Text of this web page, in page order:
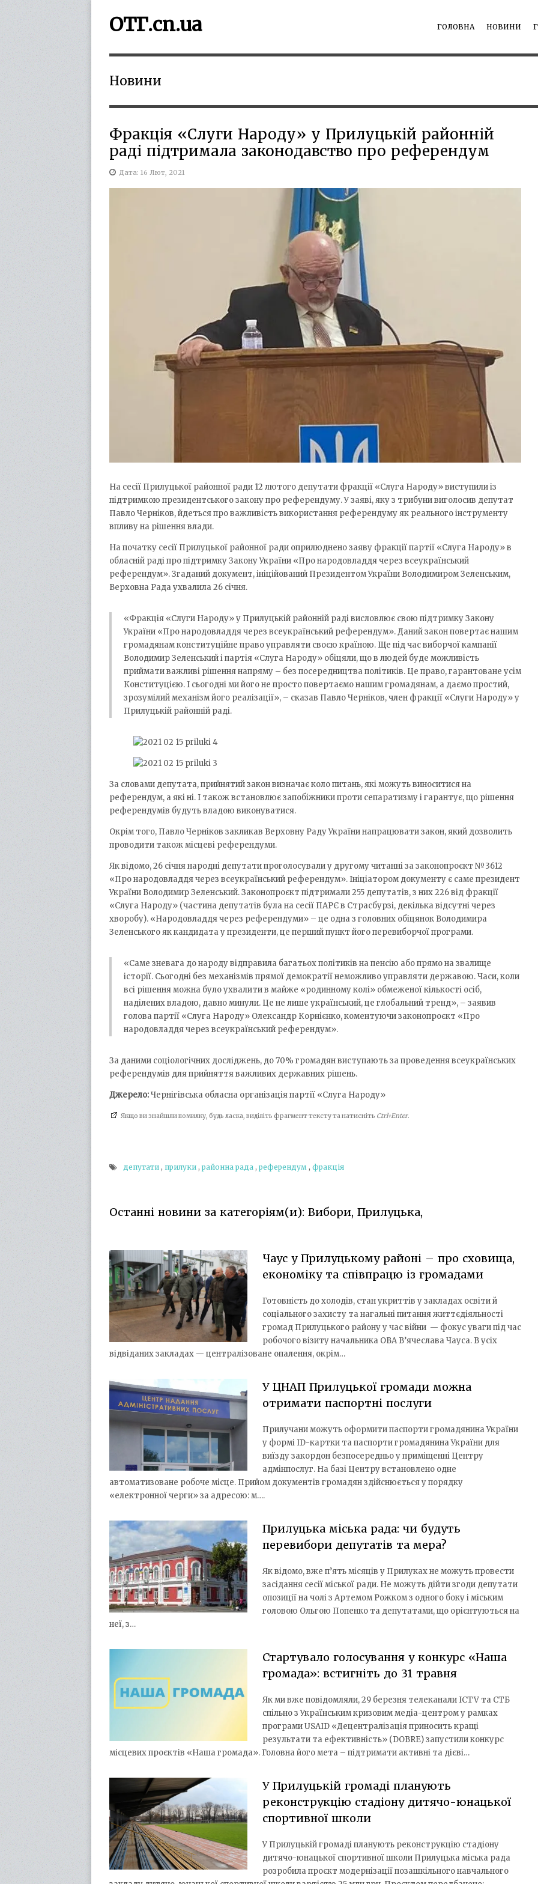
ГОЛОВНА НОВИНИ
ОТГ.cn.ua
Новини
Фракція «Слуги Народу» у Прилуцькій районній
раді підтримала законодавство про референдум
Дата: 16 Лют, 2021
На сесії Прилуцької районної ради 12 лютого депутати фракції «Слуга Народу» виступили із
підтримкою президентського закону про референдуму. У заяві, яку з трибуни виголосив депутат
Павло Черніков, йдеться про важливість використання референдуму як реального інструменту
впливу на рішення влади.
На початку сесії Прилуцької районної ради оприлюднено заяву фракції партії «Слуга Народу» в
обласній раді про підтримку Закону України «Про народовладдя через всеукраїнський
референдум». Згаданий документ, ініційований Президентом України Володимиром Зеленським,
Верховна Рада ухвалила 26 січня.
«Фракція «Слуги Народу» у Прилуцькій районній раді висловлює свою підтримку Закону
України «Про народовладдя через всеукраїнський референдум». Даний закон повертає нашим
громадянам конституційне право управляти своєю країною. Ще під час виборчої кампанії
Володимир Зеленський і партія «Слуга Народу» обіцяли, що в людей буде можливість
приймати важливі рішення напряму – без посередництва політиків. Це право, гарантоване усім
Конституцією. І сьогодні ми його не просто повертаємо нашим громадянам, а даємо простий,
зрозумілий механізм його реалізації», – сказав Павло Черніков, член фракції «Слуги Народу» у
Прилуцькій районній раді.
За словами депутата, прийнятий закон визначає коло питань, які можуть виноситися на
референдум, а які ні. І також встановлює запобіжники проти сепаратизму і гарантує, що рішення
референдумів будуть владою виконуватися.
Окрім того, Павло Черніков закликав Верховну Раду України напрацювати закон, який дозволить
проводити також місцеві референдуми.
Як відомо, 26 січня народні депутати проголосували у другому читанні за законопроєкт №3612
«Про народовладдя через всеукраїнський референдум». Ініціатором документу є саме президент
України Володимир Зеленський. Законопроєкт підтримали 255 депутатів, з них 226 від фракції
«Слуга Народу» (частина депутатів була на сесії ПАРЄ в Страсбурзі, декілька відсутні через
хворобу). «Народовладдя через референдуми» – це одна з головних обіцянок Володимира
Зеленського як кандидата у президенти, це перший пункт його перевиборчої програми.
«Саме зневага до народу відправила багатьох політиків на пенсію або прямо на звалище
історії. Сьогодні без механізмів прямої демократії неможливо управляти державою. Часи, коли
всі рішення можна було ухвалити в майже «родинному колі» обмеженої кількості осіб,
наділених владою, давно минули. Це не лише український, це глобальний тренд», – заявив
голова партії «Слуга Народу» Олександр Корнієнко, коментуючи законопроєкт «Про
народовладдя через всеукраїнський референдум».
За даними соціологічних досліджень, до 70% громадян виступають за проведення всеукраїнських
референдумів для прийняття важливих державних рішень.
Джерело:Чернігівська обласна організація партії «Слуга Народу»
Якщо ви знайшли помилку, будь ласка, виділіть фрагмент тексту та натисніть Ctrl+Enter.
депутати , прилуки , районна рада , референдум , фракція
Останні новини за категоріям(и): Вибори, Прилуцька,
Чаус у Прилуцькому районі – про сховища,
економіку та співпрацю із громадами
Готовність до холодів, стан укриттів у закладах освіти й
соціального захисту та нагальні питання життєдіяльності
громад Прилуцького району у час війни — фокус уваги під час
робочого візиту начальника ОВА В’ячеслава Чауса. В усіх
відвіданих закладах — централізоване опалення, окрім…
У ЦНАП Прилуцької громади можна
отримати паспортні послуги
Прилучани можуть оформити паспорти громадянина України
у формі ID-картки та паспорти громадянина України для
виїзду закордон безпосередньо у приміщенні Центру
адмінпослуг. На базі Центру встановлено одне
автоматизоване робоче місце. Прийом документів громадян здійснюється у порядку
«електронної черги» за адресою: м….
Прилуцька міська рада: чи будуть
перевибори депутатів та мера?
Як відомо, вже п’ять місяців у Прилуках не можуть провести
засідання сесії міської ради. Не можуть дійти згоди депутати
опозиції на чолі з Артемом Рожком з одного боку і міським
головою Ольгою Попенко та депутатами, що орієнтуються на
неї, з…
Стартувало голосування у конкурс «Наша
громада»: встигніть до 31 травня
Як ми вже повідомляли, 29 березня телеканали ICTV та СТБ
спільно з Українським кризовим медіа-центром у рамках
програми USAID «Децентралізація приносить кращі
результати та ефективність» (DOBRE) запустили конкурс
місцевих проєктів «Наша громада». Головна його мета – підтримати активні та дієві…
У Прилуцькій громаді планують
реконструкцію стадіону дитячо-юнацької
спортивної школи
У Прилуцькій громаді планують реконструкцію стадіону
дитячо-юнацької спортивної школи Прилуцька міська рада
розробила проєкт модернізації позашкільного навчального